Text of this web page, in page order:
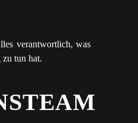
verantwortlich, was
tun hat.